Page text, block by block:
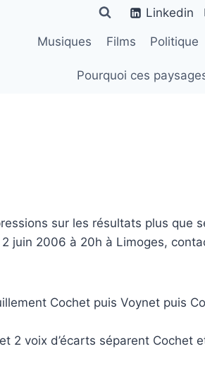
Linkedin
Musiques Films Politique
Pourquoi ces
sur les résultats plus que
juin 2006 à 20h à Limoges,
Cochet puis Voynet puis
2 voix d’écarts séparent Cochet